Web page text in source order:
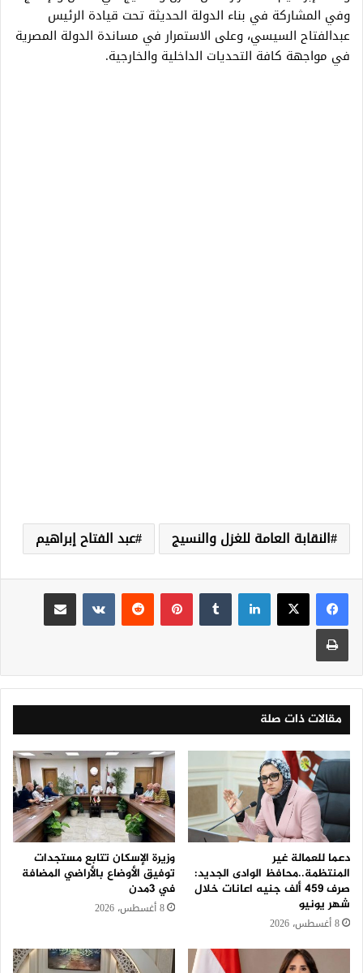
وفي المشاركة في بناء الدولة الحديثة تحت قيادة الرئيس
عبدالفتاح السيسي، وعلى الاستمرار في مساندة الدولة المصرية
في مواجهة كافة التحديات الداخلية والخارجية.
النقابة العامة للغزل والنسيج عبد الفتاح إبراهيم
لينكدإن بينتيريست
مقالات ذات صلة
دعما للعمالة غير
المنتظمة..محافظ الوادى الجديد:
صرف 459 ألف جنيه اعانات خلال
شهر يونيو
8 أغسطس، 2026
وزيرة الإسكان تتابع مستجدات
توفيق الأوضاع بالأراضي المضافة
في 3مدن
8 أغسطس، 2026